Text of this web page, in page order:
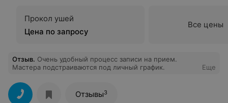
Прокол ушей
Цена по запросу
Все цены
Отзыв. Очень удобный процесс записи на прием.
Мастера подстраиваются под личный график.
Еще
Отзывы3